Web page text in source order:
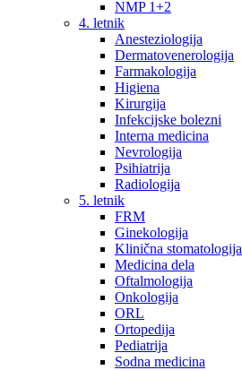
NMP 1+2
4. letnik
Anesteziologija
Dermatovenerologija
Farmakologija
Higiena
Kirurgija
Infekcijske bolezni
Interna medicina
Nevrologija
Psihiatrija
Radiologija
5. letnik
FRM
Ginekologija
Klinična stomatologija
Medicina dela
Oftalmologija
Onkologija
ORL
Ortopedija
Pediatrija
Sodna medicina